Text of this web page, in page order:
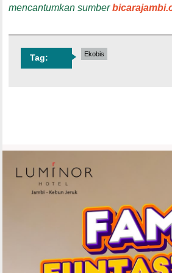
mencantumkan sumber
Tag: Ekobis